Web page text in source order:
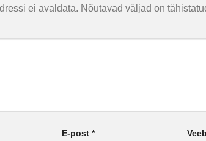
ei avaldata. Nõutavad väljad on
E-post *